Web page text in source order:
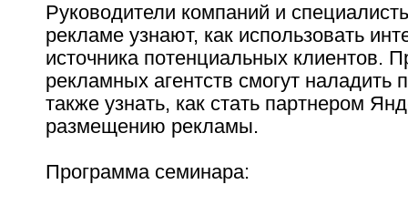
Руководители компаний и
рекламе узнают, как использовать
источника потенциальных клиентов.
рекламных агентств смогут наладить
также узнать, как стать партнером
размещению рекламы.
Программа семинара: